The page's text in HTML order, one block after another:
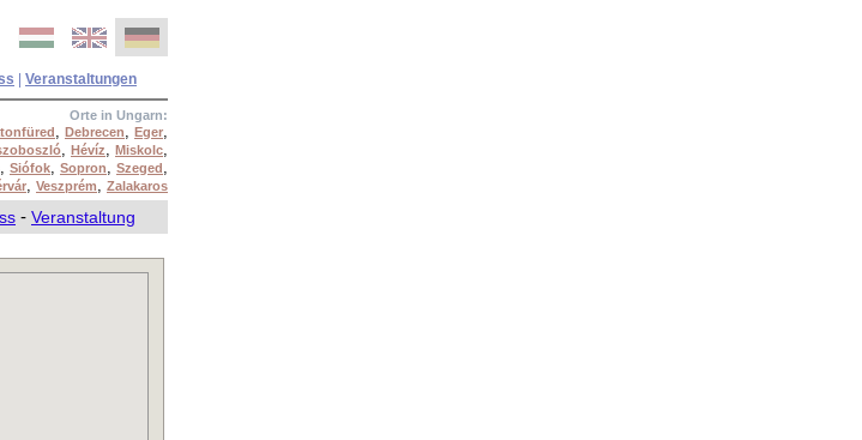
Veranstaltungen
Orte in Ungarn:
, Debrecen, Eger,
, Hévíz, Miskolc,
, Siófok, Sopron, Szeged,
, Veszprém, Zalakaros
- Veranstaltung